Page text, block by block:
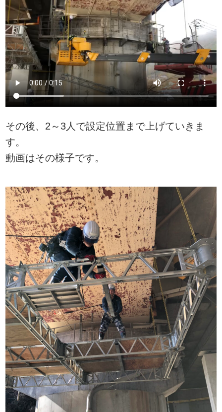
その後、2～3人で設定位置まで上げていきま
す。
動画はその様子です。